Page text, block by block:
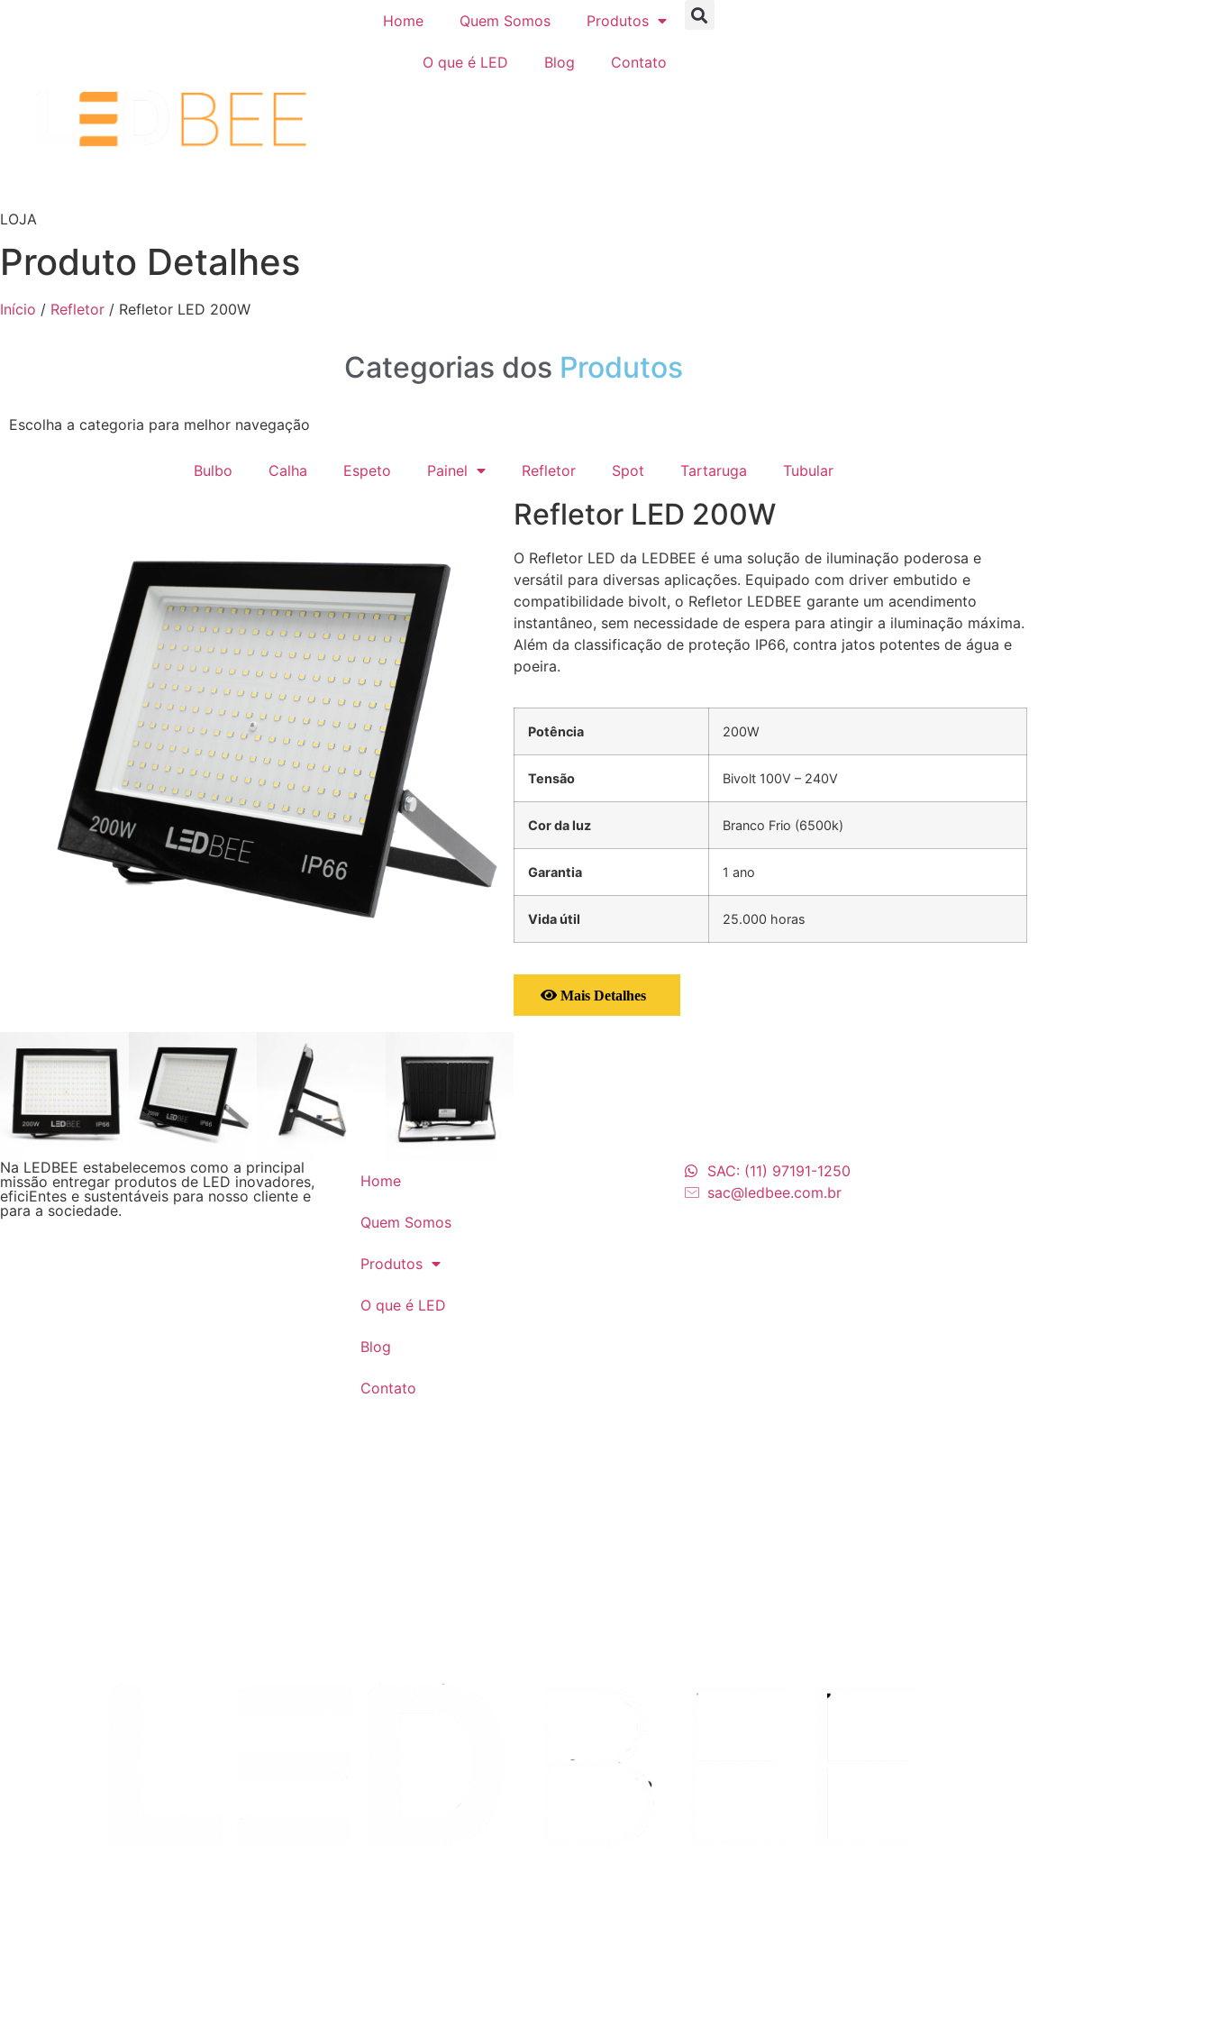
Home Quem Somos Produtos
O que é LED Blog Contato
LOJA
Produto Detalhes
Início / Refletor / Refletor LED 200W
Categorias dos Produtos
Escolha a categoria para melhor navegação
Bulbo Calha Espeto Painel Refletor Spot Tartaruga Tubular
Refletor LED 200W
O Refletor LED da LEDBEE é uma solução de iluminação poderosa e
versátil para diversas aplicações. Equipado com driver embutido e
compatibilidade bivolt, o Refletor LEDBEE garante um acendimento
instantâneo, sem necessidade de espera para atingir a iluminação máxima.
Além da classificação de proteção IP66, contra jatos potentes de água e
poeira.
Potência 200W
Tensão Bivolt 100V – 240V
Cor da luz Branco Frio (6500k)
Garantia 1 ano
Vida útil 25.000 horas
Mais Detalhes
Na LEDBEE estabelecemos como a principal
missão entregar produtos de LED inovadores,
eficiEntes e sustentáveis para nosso cliente e
para a sociedade.
Home
Quem Somos
Produtos
O que é LED
Blog
Contato
SAC: (11) 97191-1250
sac@ledbee.com.br